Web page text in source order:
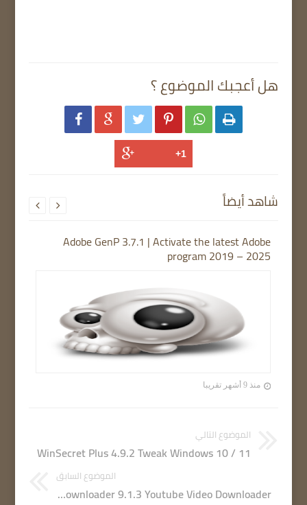
هل أعجبك الموضوع ؟
     
شاهد أيضاً
Adobe GenP 3.7.1 | Activate the latest Adobe
program 2019 – 2025
منذ 9 أشهر تقريبا
 
الموضوع التالي
WinSecret Plus 4.9.2 Tweak Windows 10 / 11
الموضوع السابق
YT Downloader 9.1.3 Youtube Video Downloader